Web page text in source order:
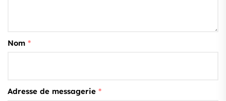
Nom *
Adresse de messagerie *